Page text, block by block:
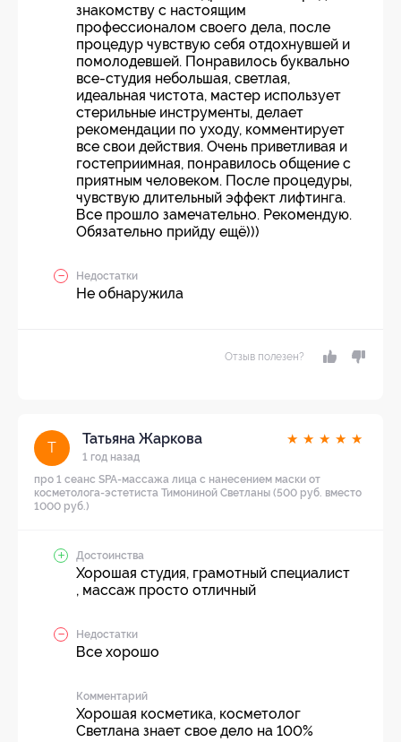
знакомству с настоящим
профессионалом своего дела, после
процедур чувствую себя отдохнувшей и
помолодевшей. Понравилось буквально
все-студия небольшая, светлая,
идеальная чистота, мастер использует
стерильные инструменты, делает
рекомендации по уходу, комментирует
все свои действия. Очень приветливая и
гостеприимная, понравилось общение с
приятным человеком. После процедуры,
чувствую длительный эффект лифтинга.
Все прошло замечательно. Рекомендую.
Обязательно прийду ещё)))
Недостатки
Не обнаружила
Отзыв полезен?
Т
Татьяна Жаркова
1 год назад
★ ★ ★ ★ ★
про 1 сеанс SPA-массажа лица с нанесением маски от
косметолога-эстетиста Тимониной Светланы (500 руб. вместо
1000 руб.)
Достоинства
Хорошая студия, грамотный специалист
, массаж просто отличный
Недостатки
Все хорошо
Комментарий
Хорошая косметика, косметолог
Светлана знает свое дело на 100%